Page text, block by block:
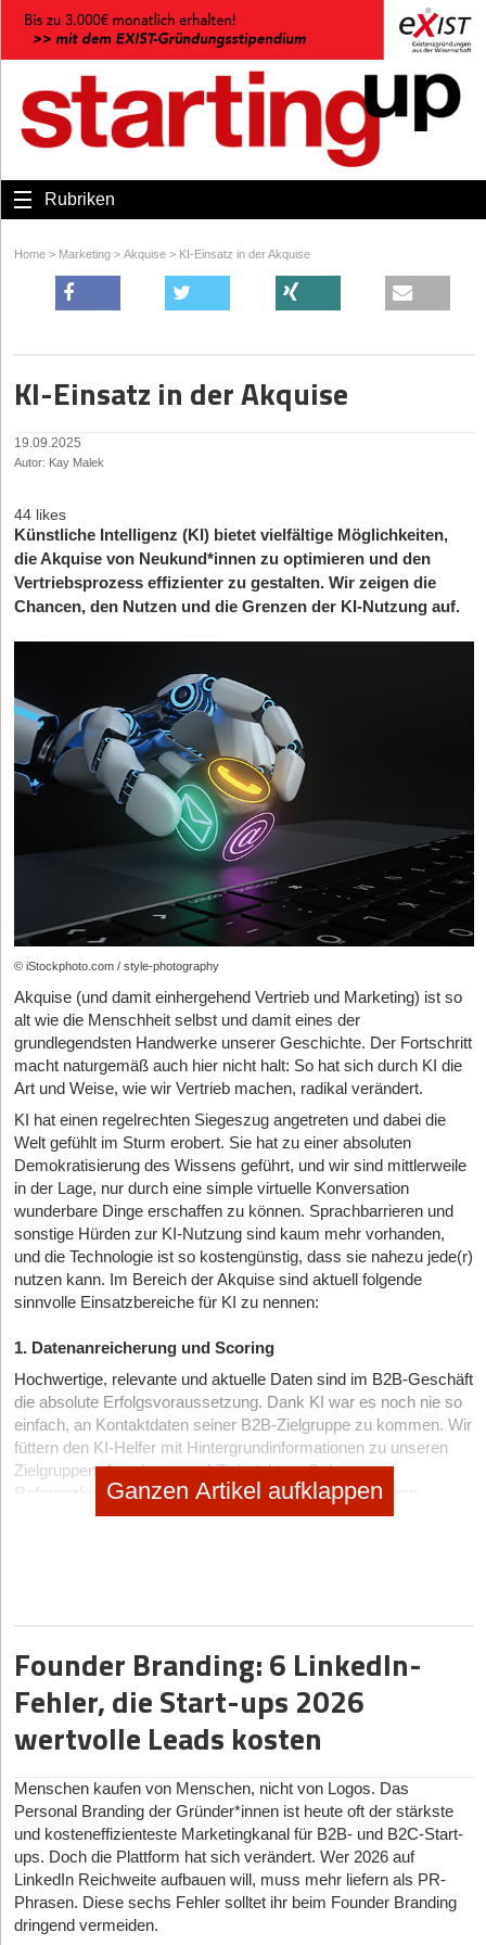
Rubriken
Home > Marketing > Akquise > KI-Einsatz in der Akquise
KI-Einsatz in der Akquise
19.09.2025
Autor: Kay Malek
44 likes
Künstliche Intelligenz (KI) bietet vielfältige Möglichkeiten,
die Akquise von Neukund*innen zu optimieren und den
Vertriebsprozess effizienter zu gestalten. Wir zeigen die
Chancen, den Nutzen und die Grenzen der KI-Nutzung auf.
© iStockphoto.com / style-photography
Akquise (und damit einhergehend Vertrieb und Marketing) ist so
alt wie die Menschheit selbst und damit eines der
grundlegendsten Handwerke unserer Geschichte. Der Fortschritt
macht naturgemäß auch hier nicht halt: So hat sich durch KI die
Art und Weise, wie wir Vertrieb machen, radikal verändert.
KI hat einen regelrechten Siegeszug angetreten und dabei die
Welt gefühlt im Sturm erobert. Sie hat zu einer absoluten
Demokratisierung des Wissens geführt, und wir sind mittlerweile
in der Lage, nur durch eine simple virtuelle Konversation
wunderbare Dinge erschaffen zu können. Sprachbarrieren und
sonstige Hürden zur KI-Nutzung sind kaum mehr vorhanden,
und die Technologie ist so kostengünstig, dass sie nahezu jede(r)
nutzen kann. Im Bereich der Akquise sind aktuell folgende
sinnvolle Einsatzbereiche für KI zu nennen:
1. Datenanreicherung und Scoring
Hochwertige, relevante und aktuelle Daten sind im B2B-Geschäft
die absolute Erfolgsvoraussetzung. Dank KI war es noch nie so
einfach, an Kontaktdaten seiner B2B-Zielgruppe zu kommen. Wir
füttern den KI-Helfer mit Hintergrundinformationen zu unseren
Zielgruppen, Angeboten und Zielmärkten. Geben
Referenzkund*innen an und liefern Beispiele von unseren
Mitbewerber*innen. Daraufhin werden vonseiten der KI gezielt
So sind wir in der Lage, Dinge wie
Unternehmensbeschreibungen, Alleinstellungsmerkmale, offene
Jobanzeigen, aktuelle Nachrichten und Beiträge in Reports und
Scorings zu verwandeln, ohne dass wir den/die potenzielle(n)
Kund*in vorher kennen müssen, und können zielgerichtet unsere
anreichern.
Gewähren wir der KI auch noch Zugriff auf unsere
Bestandsdaten, sind wir in der Lage, datengetrieben eine
Wahrscheinlichkeitsberechnung durchzuführen und uns genau
zur richtigen Zeit bei den richtigen Interessent*innen mit den
relevanten Lösungen ins Gespräch zu bringen.
Ganzen Artikel aufklappen
Founder Branding: 6 LinkedIn-
Fehler, die Start-ups 2026
wertvolle Leads kosten
Menschen kaufen von Menschen, nicht von Logos. Das
Personal Branding der Gründer*innen ist heute oft der stärkste
und kosteneffizienteste Marketingkanal für B2B- und B2C-Start-
ups. Doch die Plattform hat sich verändert. Wer 2026 auf
LinkedIn Reichweite aufbauen will, muss mehr liefern als PR-
Phrasen. Diese sechs Fehler solltet ihr beim Founder Branding
dringend vermeiden.